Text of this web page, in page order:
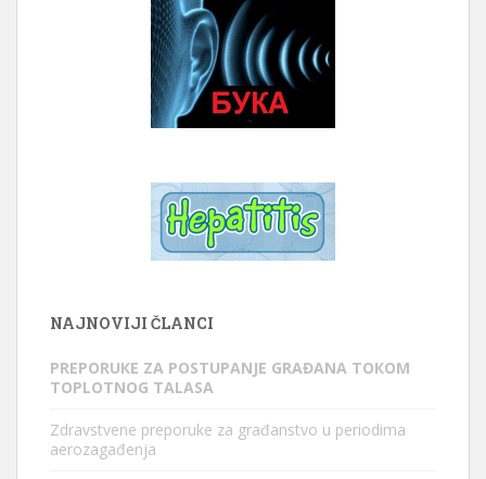
NAJNOVIJI ČLANCI
PREPORUКE ZA POSTUPANJE GRAĐANA TOКOM
TOPLOTNOG TALASA
Zdravstvene preporuke za građanstvo u periodima
aerozagađenja